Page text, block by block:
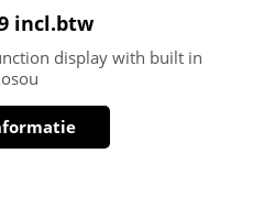
incl.btw
display with built in